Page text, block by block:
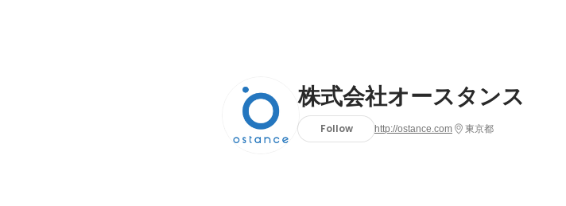
株式会社オースタンス
Follow http://ostance.com 東京都